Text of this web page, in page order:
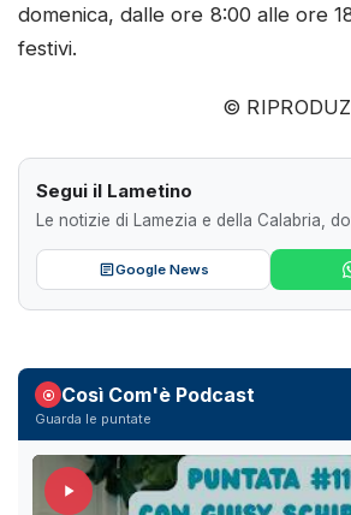
domenica, dalle ore 8:00 alle ore
festivi.
©
Segui il Lametino
Le notizie di Lamezia e della Calabria,
Google News
Così Com'è Podcast
Guarda le puntate